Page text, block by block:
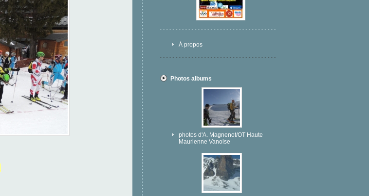
À propos
Photos albums
photos d'A. Magnenot/OT Haute
Maurienne Vanoise